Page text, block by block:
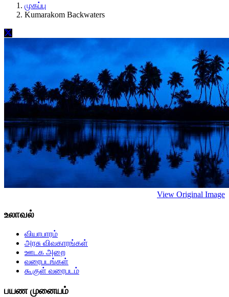
முகப்பு
Kumarakom Backwaters
View Original Image
உலாவல்
வியாபாரம்
அரசு விவகாரங்கள்
ஊடக அறை
வரைபடங்கள்
கூகுள் வரைபடம்
பயண முனையம்